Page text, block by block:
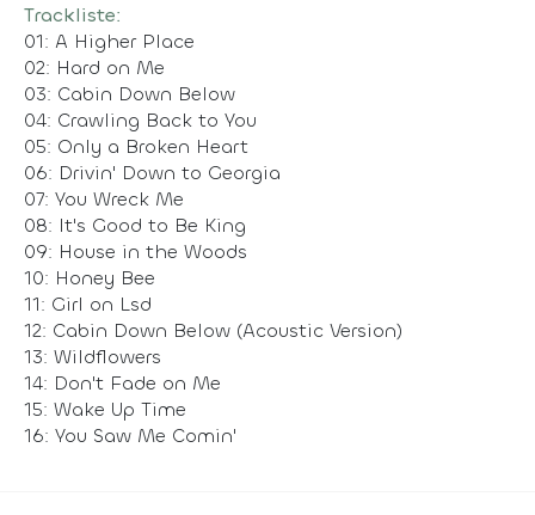
Trackliste:
01: A Higher Place
02: Hard on Me
03: Cabin Down Below
04: Crawling Back to You
05: Only a Broken Heart
06: Drivin' Down to Georgia
07: You Wreck Me
08: It's Good to Be King
09: House in the Woods
10: Honey Bee
11: Girl on Lsd
12: Cabin Down Below (Acoustic Version)
13: Wildflowers
14: Don't Fade on Me
15: Wake Up Time
16: You Saw Me Comin'